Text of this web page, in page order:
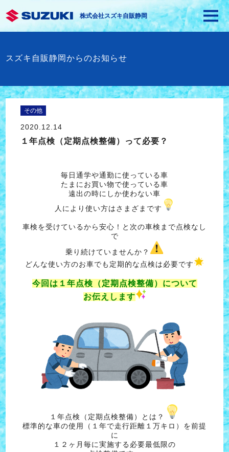
株式会社スズキ自販静岡
スズキ自販静岡からのお知らせ
その他
2020.12.14
１年点検（定期点検整備）って必要？
毎日通学や通勤に使っている車
たまにお買い物で使っている車
遠出の時にしか使わない車
人により使い方はさまざまです
車検を受けているから安心！と次の車検まで点検なし
で
乗り続けていませんか？
どんな使い方のお車でも定期的な点検は必要です
今回は１年点検（定期点検整備）について
お伝えします
１年点検（定期点検整備）とは？
標準的な車の使用（１年で走行距離１万キロ）を前提
に
１２ヶ月毎に実施する必要最低限の